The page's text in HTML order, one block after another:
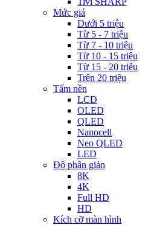
Mức giá
Dưới 5 triệu
Từ 5 - 7 triệu
Từ 7 - 10 triệu
Từ 10 - 15 triệu
Từ 15 - 20 triệu
Trên 20 triệu
Tấm nền
LCD
OLED
QLED
Nanocell
Neo QLED
LED
Độ phân giản
8K
4K
Full HD
HD
Kích cỡ màn hình